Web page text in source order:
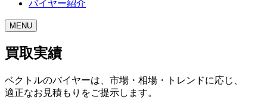
バイヤー紹介
MENU
買取実績
ベクトルのバイヤーは、市場・相場・トレンドに応じ、
適正なお見積もりをご提示します。